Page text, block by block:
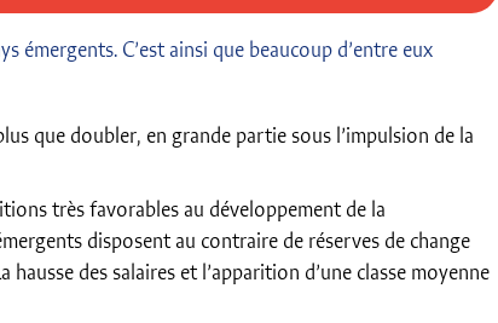
émergents. C’est ainsi que beaucoup d’entre eux
que doubler, en grande partie sous l’impulsion de la
très favorables au développement de la
disposent au contraire de réserves de change
des salaires et l’apparition d’une classe moyenne